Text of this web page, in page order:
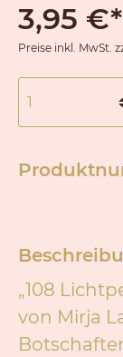
3,95 €*
Preise inkl. MwSt.
„108
von Mirja